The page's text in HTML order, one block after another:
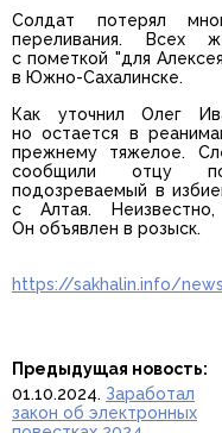
Солдат потерял
переливания. Всех
с пометкой "для
в Южно-Сахалинске.
Как уточнил Олег
но остается в
прежнему тяжелое.
сообщили отцу
подозреваемый в
с Алтая.
Он объявлен в розыск.
https://sakhalin.info/
Предыдущая новость:
01.10.2024. Заработал
закон об электронных